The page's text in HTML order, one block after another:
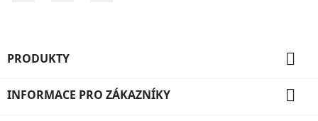
PRODUKTY 
INFORMACE PRO ZÁKAZNÍKY 